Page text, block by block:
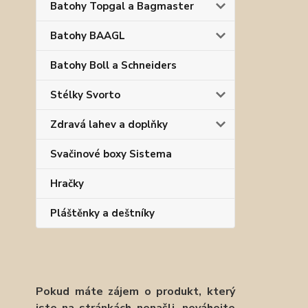
Batohy Topgal a Bagmaster
Batohy BAAGL
Batohy Boll a Schneiders
Stélky Svorto
Zdravá lahev a doplňky
Svačinové boxy Sistema
Hračky
Pláštěnky a deštníky
Pokud máte zájem o produkt, který